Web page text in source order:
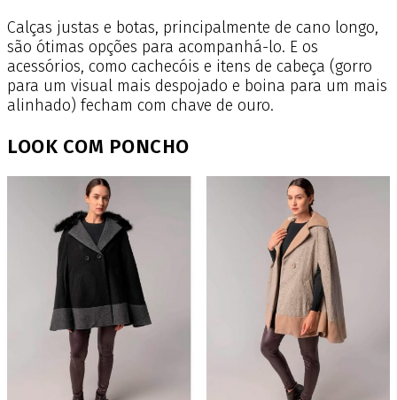
Calças justas e botas, principalmente de cano longo,
são ótimas opções para acompanhá-lo. E os
acessórios, como cachecóis e itens de cabeça (gorro
para um visual mais despojado e boina para um mais
alinhado) fecham com chave de ouro.
LOOK COM PONCHO